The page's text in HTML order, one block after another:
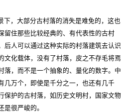
下，大部分古村落的消失是难免的，这也
留住那些比较经典的、有代表性的古村
后人可以通过这种实际的村落建筑去认识
文化载体，没有了村落，皮之不存毛将焉
落，而不是一个抽象的、量化的数字。中
几万个，即使是千分之一，也还有几千
保护的古村落，如历史文明村，国家文物
是很严峻的。